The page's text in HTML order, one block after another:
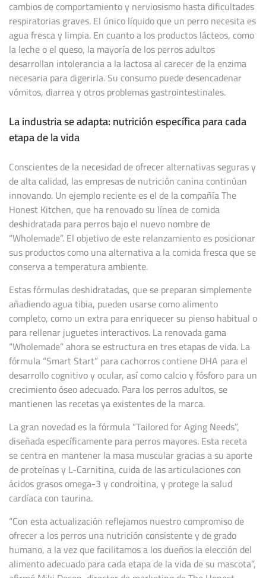
cambios de comportamiento y nerviosismo hasta dificultades
respiratorias graves. El único líquido que un perro necesita es
agua fresca y limpia. En cuanto a los productos lácteos, como
la leche o el queso, la mayoría de los perros adultos
desarrollan intolerancia a la lactosa al carecer de la enzima
necesaria para digerirla. Su consumo puede desencadenar
vómitos, diarrea y otros problemas gastrointestinales.
La industria se adapta: nutrición específica para cada
etapa de la vida
Conscientes de la necesidad de ofrecer alternativas seguras y
de alta calidad, las empresas de nutrición canina continúan
innovando. Un ejemplo reciente es el de la compañía The
Honest Kitchen, que ha renovado su línea de comida
deshidratada para perros bajo el nuevo nombre de
“Wholemade”. El objetivo de este relanzamiento es posicionar
sus productos como una alternativa a la comida fresca que se
conserva a temperatura ambiente.
Estas fórmulas deshidratadas, que se preparan simplemente
añadiendo agua tibia, pueden usarse como alimento
completo, como un extra para enriquecer su pienso habitual o
para rellenar juguetes interactivos. La renovada gama
“Wholemade” ahora se estructura en tres etapas de vida. La
fórmula “Smart Start” para cachorros contiene DHA para el
desarrollo cognitivo y ocular, así como calcio y fósforo para un
crecimiento óseo adecuado. Para los perros adultos, se
mantienen las recetas ya existentes de la marca.
La gran novedad es la fórmula “Tailored for Aging Needs”,
diseñada específicamente para perros mayores. Esta receta
se centra en mantener la masa muscular gracias a su aporte
de proteínas y L-Carnitina, cuida de las articulaciones con
ácidos grasos omega-3 y condroitina, y protege la salud
cardíaca con taurina.
“Con esta actualización reflejamos nuestro compromiso de
ofrecer a los perros una nutrición consistente y de grado
humano, a la vez que facilitamos a los dueños la elección del
alimento adecuado para cada etapa de la vida de su mascota”,